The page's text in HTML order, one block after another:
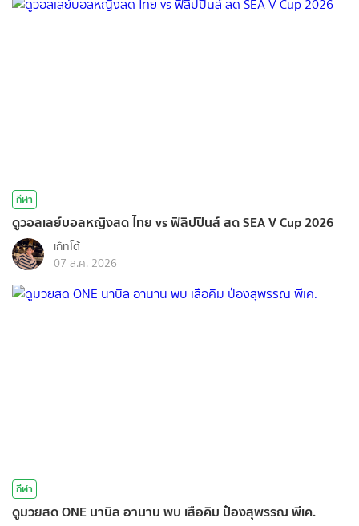
กีฬา
ดูวอลเลย์บอลหญิงสด ไทย vs ฟิลิปปินส์ สด SEA V Cup 2026
เก็ทโต้
07 ส.ค. 2026
กีฬา
ดูมวยสด ONE นาบิล อานาน พบ เสือคิม ป๋องสุพรรณ พีเค.